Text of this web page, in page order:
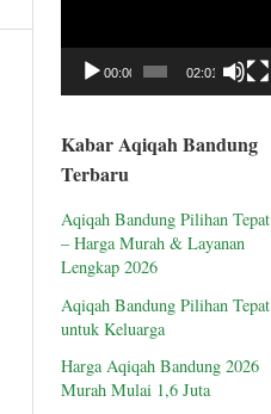
00:00 02:01
Kabar Aqiqah Bandung
Terbaru
Aqiqah Bandung Pilihan Tepat
– Harga Murah & Layanan
Lengkap 2026
Aqiqah Bandung Pilihan Tepat
untuk Keluarga
Harga Aqiqah Bandung 2026
Murah Mulai 1,6 Juta